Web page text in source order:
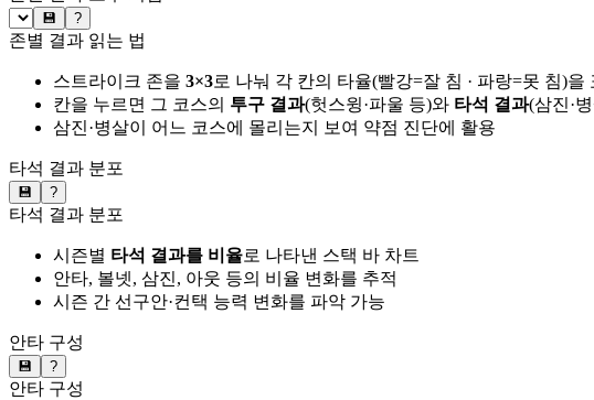
💾 ?
존별 결과 읽는 법
스트라이크 존을 3×3로 나눠 각 칸의 타율(빨강=잘 침 · 파랑=못 침)을
칸을 누르면 그 코스의 투구 결과(헛스윙·파울 등)와 타석 결과(삼진·
삼진·병살이 어느 코스에 몰리는지 보여 약점 진단에 활용
타석 결과 분포
💾 ?
타석 결과 분포
시즌별 타석 결과를 비율로 나타낸 스택 바 차트
안타, 볼넷, 삼진, 아웃 등의 비율 변화를 추적
시즌 간 선구안·컨택 능력 변화를 파악 가능
안타 구성
💾 ?
안타 구성